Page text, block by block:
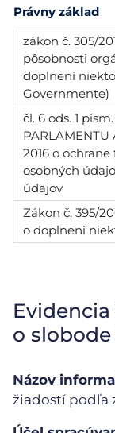
Právny základ
zákon č. 305/
pôsobnosti
doplnení
Governmente)
čl. 6 ods. 1
PARLAMENTU
2016 o
osobných
údajov
Zákon č. 395/
o doplnení
o
Názov
žiadostí podľa